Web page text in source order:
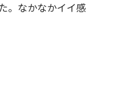
。なかなかイイ感